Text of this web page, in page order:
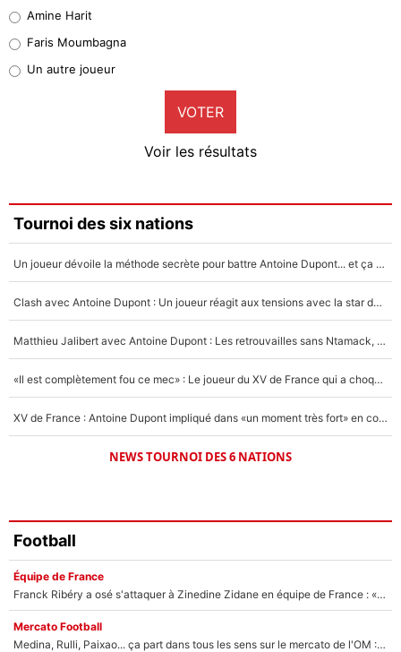
1%
9%
Faris Moumbagna
5%
Un autre joueur
5%
Amine Harit
Faris Moumbagna
Un autre joueur
VOTER
Voir les résultats
Tournoi des six nations
Un joueur dévoile la méthode secrète pour battre Antoine Dupont... et ça marche !
Clash avec Antoine Dupont : Un joueur réagit aux tensions avec la star du XV de France !
Matthieu Jalibert avec Antoine Dupont : Les retrouvailles sans Ntamack, «il y a eu des discussions»
«Il est complètement fou ce mec» : Le joueur du XV de France qui a choqué Matthieu Jalibert !
XV de France : Antoine Dupont impliqué dans «un moment très fort» en coulisses
NEWS TOURNOI DES 6 NATIONS
Football
Équipe de France
Franck Ribéry a osé s'attaquer à Zinedine Zidane en équipe de France : «Je n'aurais jamais fait ça»
Mercato Football
Medina, Rulli, Paixao... ça part dans tous les sens sur le mercato de l'OM : Frank McCourt va enfin récupérer l'argent qu'il attend ?